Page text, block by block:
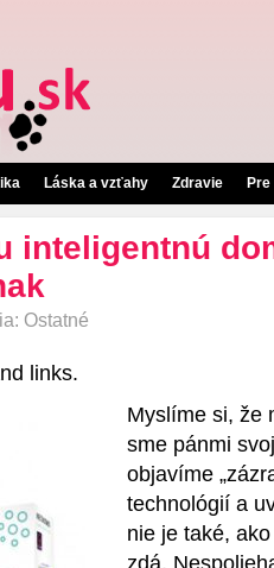
Láska a vzťahy Zdravie
inteligentnú
Ostatné
links.
Myslíme si, že
sme pánmi
objavíme
technológií a
nie je také,
zdá.